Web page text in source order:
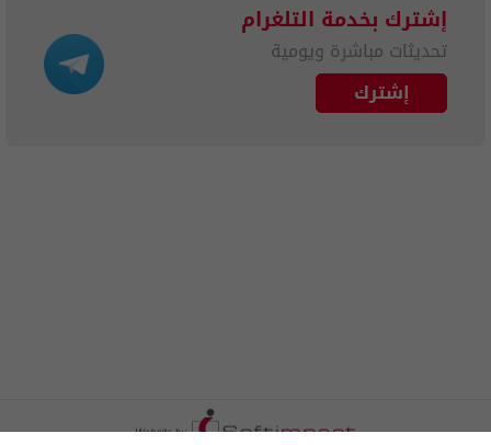
إشترك بخدمة التلغرام
تحديثات مباشرة ويومية
إشترك